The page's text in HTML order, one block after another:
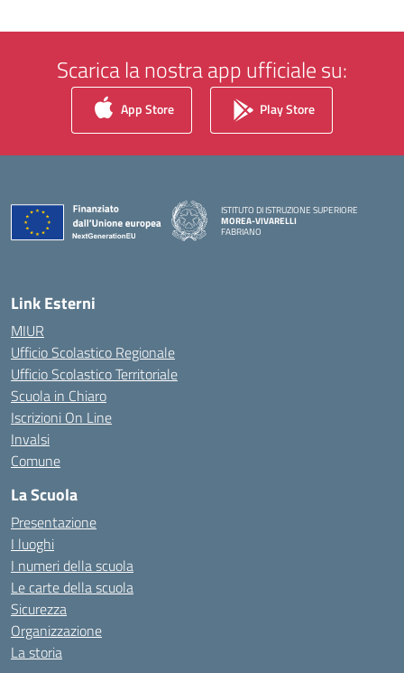
Scarica la nostra app ufficiale su:
App Store Play Store
ISTITUTO DI ISTRUZIONE SUPERIORE
MOREA-VIVARELLI
FABRIANO
Link Esterni
MIUR
Ufficio Scolastico Regionale
Ufficio Scolastico Territoriale
Scuola in Chiaro
Iscrizioni On Line
Invalsi
Comune
La Scuola
Presentazione
I luoghi
I numeri della scuola
Le carte della scuola
Sicurezza
Organizzazione
La storia